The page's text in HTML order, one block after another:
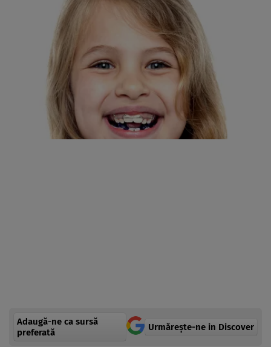
Adaugă-ne ca sursă
preferată
Urmărește-ne in Discover